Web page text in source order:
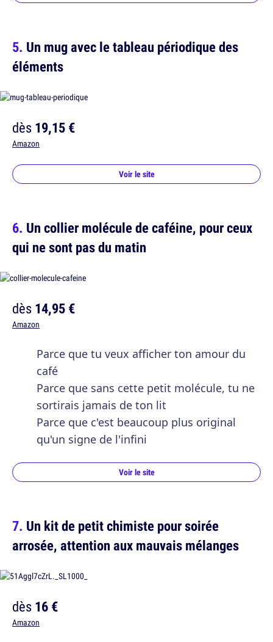
Un mug avec le tableau périodique des
éléments
dès19,15 €
Amazon
Voir le site
Un collier molécule de caféine, pour ceux
qui ne sont pas du matin
dès14,95 €
Amazon
Parce que tu veux afficher ton amour du
café
Parce que sans cette petit molécule, tu ne
sortirais jamais de ton lit
Parce que c'est beaucoup plus original
qu'un signe de l'infini
Voir le site
Un kit de petit chimiste pour soirée
arrosée, attention aux mauvais mélanges
dès16 €
Amazon